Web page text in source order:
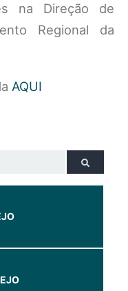
na Direção de
Regional da
AQUI